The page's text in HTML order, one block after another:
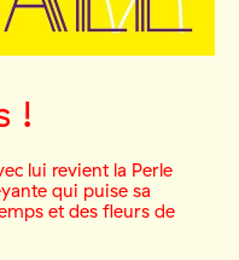
!
lui revient la Perle
qui puise sa
et des fleurs de